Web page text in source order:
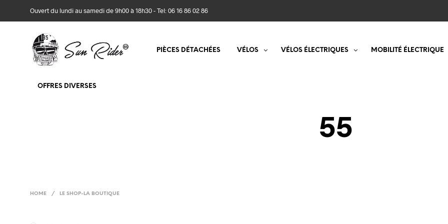
Ouvert du lundi au samedi de 9h00 à 18h30 - Tel: 06 16 86 02 86
PIÈCES DÉTACHÉES VÉLOS VÉLOS ÉLECTRIQUES MOBILITÉ ÉLECTRIQUE
OFFRES DIVERSES
55
HOME / LE SHOP-LA BOUTIQUE